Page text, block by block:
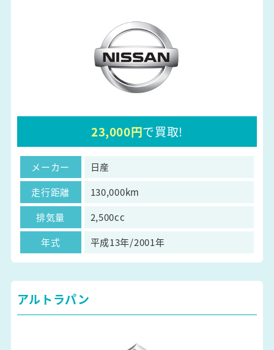
23,000円で買取!
メーカー
日産
走行距離
130,000km
排気量
2,500cc
年式
平成13年/2001年
アルトラパン